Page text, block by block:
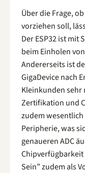
Über die Frage,
vorziehen soll,
Der ESP32 ist mit
beim Einholen
Andererseits ist
GigaDevice nach
Kleinkunden sehr
Zertifikation und
zudem
Peripherie, was
genaueren ADC
Chipverfügbarkeit
Sein” zudem als